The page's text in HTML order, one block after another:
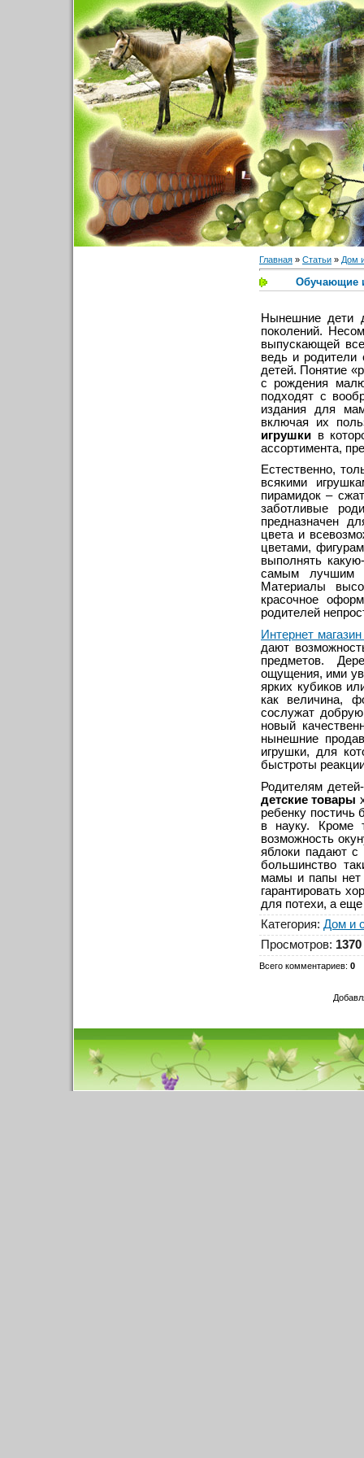
Главная » Статьи » Дом
Обучающие
Нынешние дети
поколений.
выпускающей
ведь и родители
детей. Понятие
с рождения
подходят с
издания для
включая их
игрушки в
ассортимента,
Естественно,
всякими
пирамидок –
заботливые
предназначен
цвета и
цветами,
выполнять
самым лучшим
Материалы
красочное
родителей
Интернет
дают
предметов.
ощущения, ими
ярких кубиков
как величина,
сослужат
новый
нынешние
игрушки, для
быстроты
Родителям
детские товары
ребенку постичь
в науку. Кроме
возможность
яблоки падают с
большинство
мамы и папы
гарантировать
для потехи, а еще
Категория: Дом и
Просмотров: 1370
Всего комментариев: 0